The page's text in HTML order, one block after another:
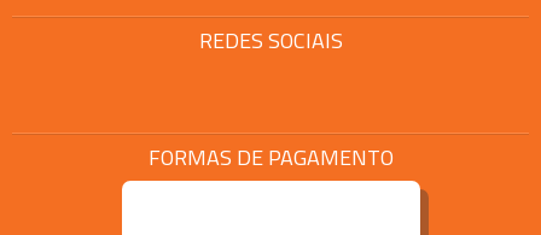
REDES SOCIAIS
FORMAS DE PAGAMENTO